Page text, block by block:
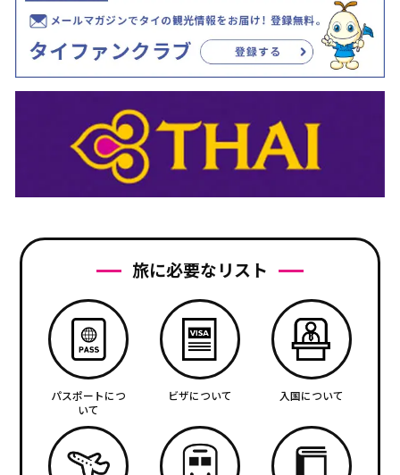
旅に必要なリスト
パスポートにつ
いて
ビザについて 入国について